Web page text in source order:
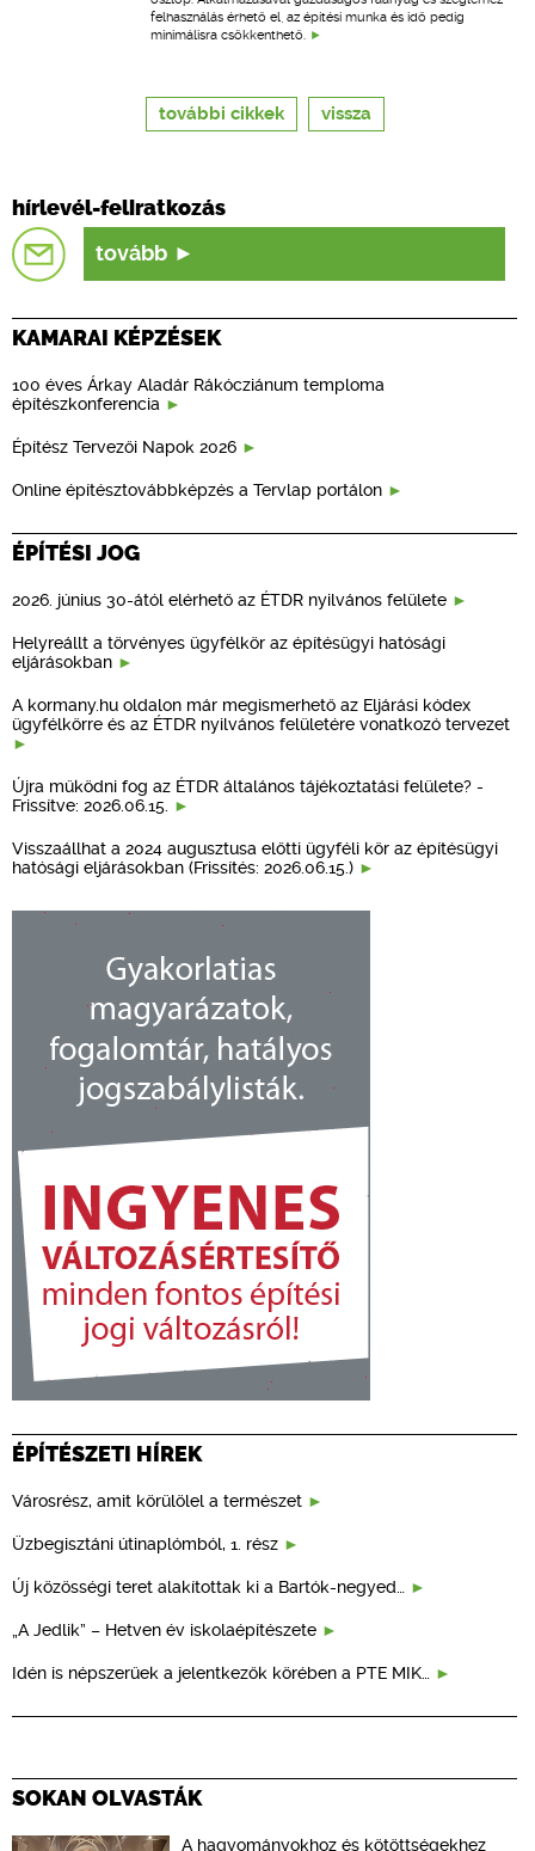
felhasználás érhető el, az építési munka és idő pedig
minimálisra csökkenthető.
további cikkek vissza
hírlevél-feliratkozás
tovább
KAMARAI KÉPZÉSEK
100 éves Árkay Aladár Rákócziánum temploma
építészkonferencia
Építész Tervezői Napok 2026
Online építésztovábbképzés a Tervlap portálon
ÉPÍTÉSI JOG
2026. június 30-ától elérhető az ÉTDR nyilvános felülete
Helyreállt a törvényes ügyfélkör az építésügyi hatósági
eljárásokban
A kormany.hu oldalon már megismerhető az Eljárási kódex
ügyfélkörre és az ÉTDR nyilvános felületére vonatkozó tervezet
Újra működni fog az ÉTDR általános tájékoztatási felülete? -
Frissítve: 2026.06.15.
Visszaállhat a 2024 augusztusa előtti ügyféli kör az építésügyi
hatósági eljárásokban (Frissítés: 2026.06.15.)
ÉPÍTÉSZETI HÍREK
Városrész, amit körülölel a természet
Üzbegisztáni útinaplómból, 1. rész
Új közösségi teret alakítottak ki a Bartók-negyed…
„A Jedlik” – Hetven év iskolaépítészete
Idén is népszerűek a jelentkezők körében a PTE MIK…
SOKAN OLVASTÁK
A hagyományokhoz és kötöttségekhez